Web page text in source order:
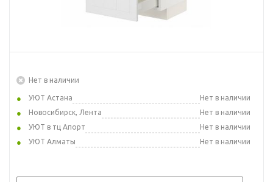
Нет в наличии
УЮТ Астана
Нет в наличии
Новосибирск, Лента
Нет в наличии
УЮТ в тц Апорт
Нет в наличии
УЮТ Алматы
Нет в наличии